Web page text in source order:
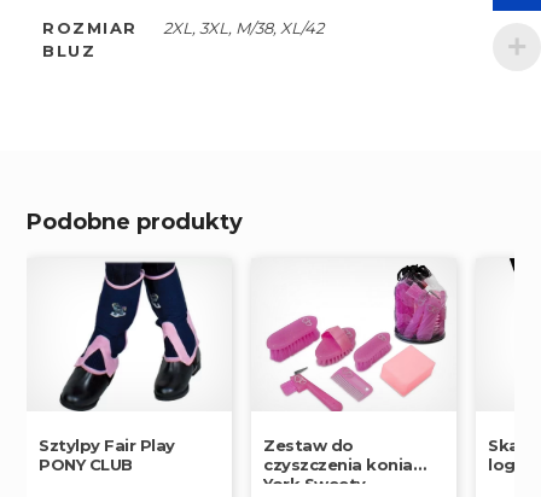
ROZMIAR
BLUZ
2XL, 3XL, M/38, XL/42
Podobne produkty
Sztylpy Fair Play
PONY CLUB
Zestaw do
czyszczenia konia
York Sweety
logo